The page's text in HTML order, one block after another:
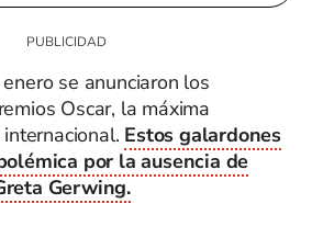
se anunciaron los
Oscar, la máxima
Estos galardones
por la ausencia de
Gerwing.